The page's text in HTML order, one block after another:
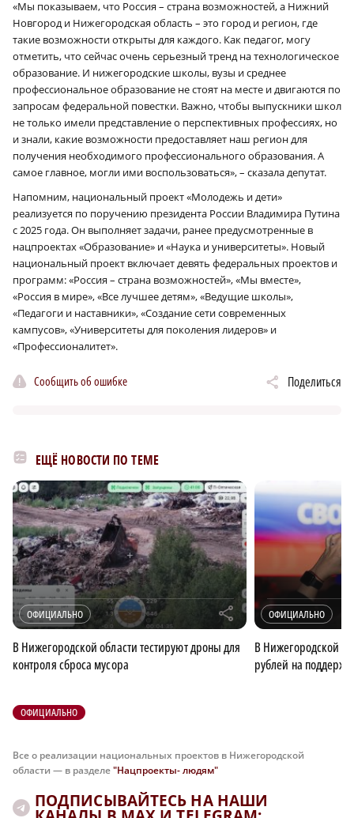
«Мы показываем, что Россия – страна возможностей, а Нижний
Новгород и Нижегородская область – это город и регион, где
такие возможности открыты для каждого. Как педагог, могу
отметить, что сейчас очень серьезный тренд на технологическое
образование. И нижегородские школы, вузы и среднее
профессиональное образование не стоят на месте и двигаются по
запросам федеральной повестки. Важно, чтобы выпускники школ
не только имели представление о перспективных профессиях, но
и знали, какие возможности предоставляет наш регион для
получения необходимого профессионального образования. А
самое главное, могли ими воспользоваться», – сказала депутат.
Напомним, национальный проект «Молодежь и дети»
реализуется по поручению президента России Владимира Путина
с 2025 года. Он выполняет задачи, ранее предусмотренные в
нацпроектах «Образование» и «Наука и университеты». Новый
национальный проект включает девять федеральных проектов и
программ: «Россия – страна возможностей», «Мы вместе»,
«Россия в мире», «Все лучшее детям», «Ведущие школы»,
«Педагоги и наставники», «Создание сети современных
кампусов», «Университеты для поколения лидеров» и
«Профессионалитет».
Сообщить об ошибке Поделиться
ЕЩЁ НОВОСТИ ПО ТЕМЕ
ОФИЦИАЛЬНО r
В Нижегородской области тестируют дроны для
контроля сброса мусора
ОФИЦИАЛЬНО
В Нижегородской
рублей на
ОФИЦИАЛЬНО
Все о реализации национальных проектов в Нижегородской
области — в разделе"Нацпроекты- людям"
ПОДПИСЫВАЙТЕСЬ НА НАШИ